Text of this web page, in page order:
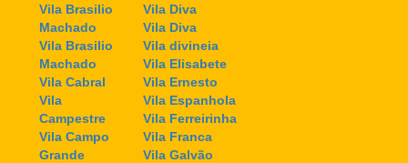
Vila Brasilio
Machado
Vila Brasilio
Machado
Vila Cabral
Vila
Campestre
Vila Campo
Grande
Vila Diva
Vila Diva
Vila divineia
Vila Elisabete
Vila Ernesto
Vila Espanhola
Vila Ferreirinha
Vila Franca
Vila Galvão